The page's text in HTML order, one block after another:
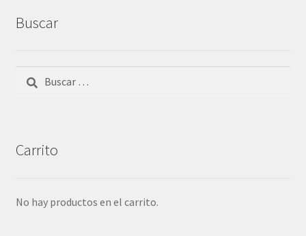
Buscar
Buscar:
Carrito
No hay productos en el carrito.